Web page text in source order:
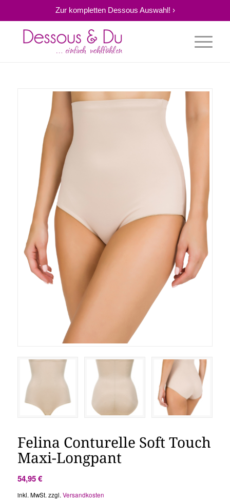
Zur kompletten Dessous Auswahl! ›
Felina Conturelle Soft Touch
Maxi-Longpant
54,95€
inkl. MwSt. zzgl. Versandkosten